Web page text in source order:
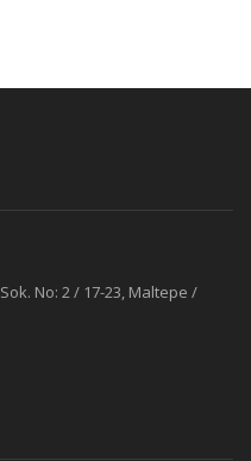
No: 2 / 17-23, Maltepe /